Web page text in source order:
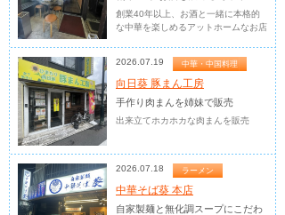
創業40年以上、お酒と一緒に本格的
な中華を楽しめるアットホームなお店
2026.07.19 中華・中国料理
向日葵 豚まん工房
手作り肉まんを姉妹で販売
出来立てホカホカな肉まんを販売
2026.07.18 ラーメン
中華そば葵 本店
自家製麺と無化調スープにこだわ